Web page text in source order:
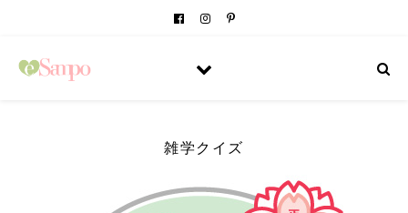
雑学クイズ